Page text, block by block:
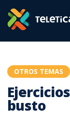
OTROS TEMAS
busto